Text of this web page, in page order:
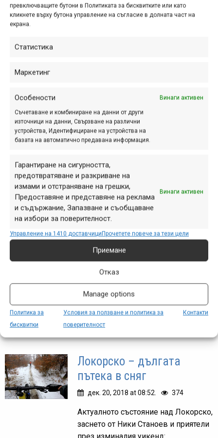
превключващите бутони в Политиката за бисквитките или като
кликнете върху бутона управление на съгласие в долната част на
екрана.
Статистика
Маркетинг
Особености Винаги активен
Съчетаване и комбиниране на данни от други
източници на данни, Свързване на различни
устройства, Идентифициране на устройства на
базата на автоматично предавана информация.
Гарантиране на сигурността,
предотвратяване и разкриване на
измами и отстраняване на грешки,
Предоставяне и представяне на реклама
и съдържание, Запазване и съобщаване
на избори за поверителност.
Винаги активен
Управление на 1410 доставчициПрочетете повече за тези цели
Приемане
Отказ
Manage options
Политика за
бисквитки
Условия за ползване и политика за
поверителност
Контакти
свикнали да го прави и през деня!
За втора поредна година Борис
Първанов и приятелите му от
групата Fast Pedals Банкя решиха да
загреят предколедно по
Винсент Тупин | Спускане
по неотъпкана писта
дек. 20, 2018 at 14:39. 290
Големият сняг дойде не само в
България, така че и от други краища
да се повяват клипове с каране в
„пудрата“. Винсент Тупин винаги е
бил...
Локорско – дългата
пътека в сняг
дек. 20, 2018 at 08:52. 374
Актуалното състояние над Локорско,
заснето от Ники Станоев и приятели